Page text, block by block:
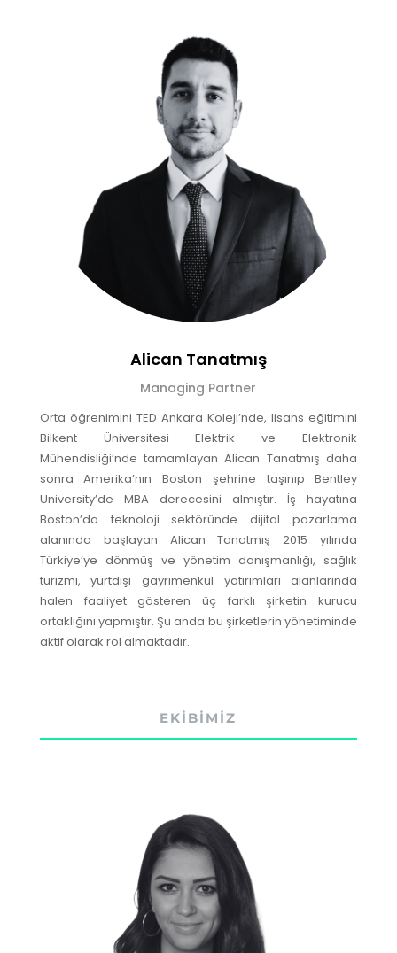
Alican Tanatmış
Managing Partner
Orta öğrenimini TED Ankara Koleji’nde, lisans eğitimini
Bilkent Üniversitesi Elektrik ve Elektronik
Mühendisliği’nde tamamlayan Alican Tanatmış daha
sonra Amerika’nın Boston şehrine taşınıp Bentley
University’de MBA derecesini almıştır. İş hayatına
Boston’da teknoloji sektöründe dijital pazarlama
alanında başlayan Alican Tanatmış 2015 yılında
Türkiye’ye dönmüş ve yönetim danışmanlığı, sağlık
turizmi, yurtdışı gayrimenkul yatırımları alanlarında
halen faaliyet gösteren üç farklı şirketin kurucu
ortaklığını yapmıştır. Şu anda bu şirketlerin yönetiminde
aktif olarak rol almaktadır.
EKİBİMİZ